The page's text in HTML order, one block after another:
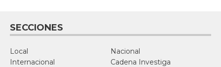
SECCIONES
Local
Nacional
Internacional
Cadena Investiga